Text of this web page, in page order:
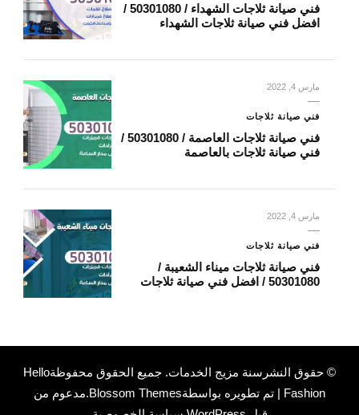
فني صيانة ثلاجات الشهداء / 50301080 /
افضل فني صيانة ثلاجات الشهداء
مارس 4, 2022
فني صيانة ثلاجات
فني صيانة ثلاجات العاصمة / 50301080 /
فني صيانة ثلاجات بالعاصمة
مارس 4, 2022
فني صيانة ثلاجات
فني صيانة ثلاجات ميناء الشعيبة /
50301080 / افضل فني صيانة ثلاجات
© حقوق النشرسنة مزيج الخدمات. جميع الحقوق محفوظةHello
Fashion | تم تطويره بواسطة
Blossom Themes.مدعوم من